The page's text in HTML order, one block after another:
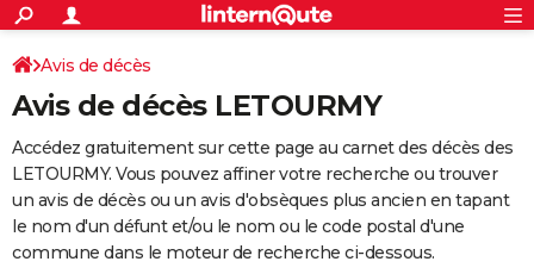
ACTUALITÉS
Politique
Société
Faits Divers
Education
Monde
Villes
+
SPORT
Coupe du monde 2026
Football
Tennis
Cyclisme
Rugby
Forum
Programme TV
TNTStreaming
Cinéma
Sorties cinéma
Musique
+FINANCE
Impôts
Immobilier
Risques naturels par ville
Banque
Assurance
Crédit
AUTO
Essais
Réserver un essai
Citadines
Berlines
SUV
Forum auto
+
Avis de décès
Avis de décès LETOURMY
Accédez gratuitement sur cette page au carnet des décès des
LETOURMY. Vous pouvez affiner votre recherche ou trouver
un avis de décès ou un avis d'obsèques plus ancien en tapant
le nom d'un défunt et/ou le nom ou le code postal d'une
commune dans le moteur de recherche ci-dessous.